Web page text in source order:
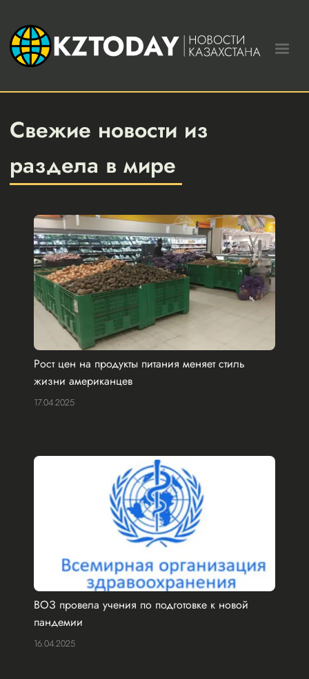
Свежие новости из
раздела в мире
Рост цен на продукты питания меняет стиль
жизни американцев
17.04.2025
ВОЗ провела учения по подготовке к новой
пандемии
16.04.2025